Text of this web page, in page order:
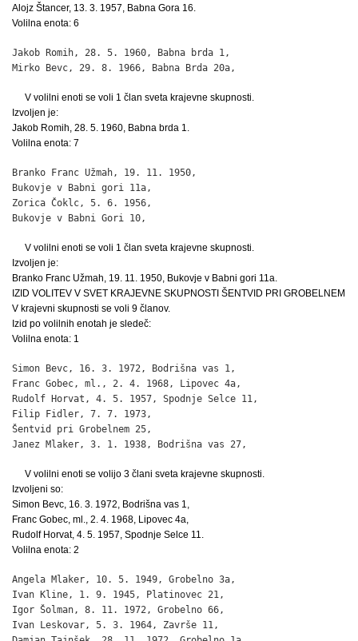
Alojz Štancer, 13. 3. 1957, Babna Gora 16.
Volilna enota: 6
Jakob Romih, 28. 5. 1960, Babna brda 1,
Mirko Bevc, 29. 8. 1966, Babna Brda 20a,
V volilni enoti se voli 1 član sveta krajevne skupnosti.
Izvoljen je:
Jakob Romih, 28. 5. 1960, Babna brda 1.
Volilna enota: 7
Branko Franc Užmah, 19. 11. 1950,
Bukovje v Babni gori 11a,
Zorica Čoklc, 5. 6. 1956,
Bukovje v Babni Gori 10,
V volilni enoti se voli 1 član sveta krajevne skupnosti.
Izvoljen je:
Branko Franc Užmah, 19. 11. 1950, Bukovje v Babni gori 11a.
IZID VOLITEV V SVET KRAJEVNE SKUPNOSTI ŠENTVID PRI GROBELNEM
V krajevni skupnosti se voli 9 članov.
Izid po volilnih enotah je sledeč:
Volilna enota: 1
Simon Bevc, 16. 3. 1972, Bodrišna vas 1,
Franc Gobec, ml., 2. 4. 1968, Lipovec 4a,
Rudolf Horvat, 4. 5. 1957, Spodnje Selce 11,
Filip Fidler, 7. 7. 1973,
Šentvid pri Grobelnem 25,
Janez Mlaker, 3. 1. 1938, Bodrišna vas 27,
V volilni enoti se volijo 3 člani sveta krajevne skupnosti.
Izvoljeni so:
Simon Bevc, 16. 3. 1972, Bodrišna vas 1,
Franc Gobec, ml., 2. 4. 1968, Lipovec 4a,
Rudolf Horvat, 4. 5. 1957, Spodnje Selce 11.
Volilna enota: 2
Angela Mlaker, 10. 5. 1949, Grobelno 3a,
Ivan Kline, 1. 9. 1945, Platinovec 21,
Igor Šolman, 8. 11. 1972, Grobelno 66,
Ivan Leskovar, 5. 3. 1964, Završe 11,